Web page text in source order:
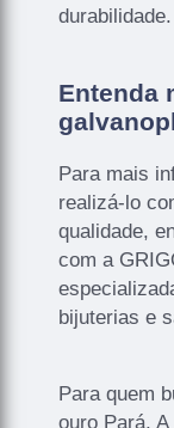
durabilidade.
Entenda
Para mais
realizá-lo
qualidade,
com a
bijuterias e
Para quem
ouro Pará,